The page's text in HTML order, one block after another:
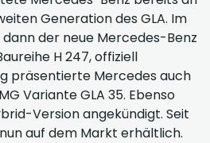
Generation des GLA. Im
der neue Mercedes-Benz
H 247, offiziell
präsentierte Mercedes auch
Variante GLA 35. Ebenso
Version angekündigt. Seit
auf dem Markt erhältlich.